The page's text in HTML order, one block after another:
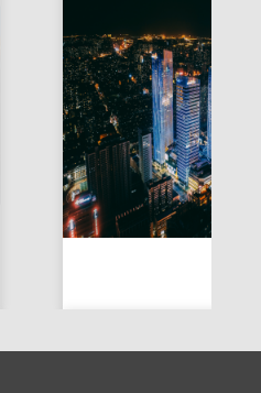
SA-LL-5141 9W线条灯